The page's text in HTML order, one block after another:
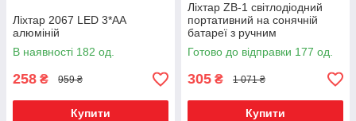
Ліхтар 2067 LED 3*AA
алюміній
В наявності 182 од.
258 ₴ 959 ₴
Купити
Ліхтар ZB-1 світлодіодний
портативний на сонячній
батареї з ручним
натисканням
Готово до відправки 177 од.
305 ₴ 1 071 ₴
Купити